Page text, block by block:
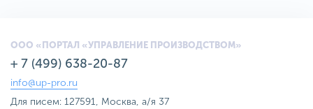
ООО «ПОРТАЛ «УПРАВЛЕНИЕ ПРОИЗВОДСТВОМ»
+ 7 (499) 638-20-87
info@up-pro.ru
Для писем: 127591, Москва, а/я 37